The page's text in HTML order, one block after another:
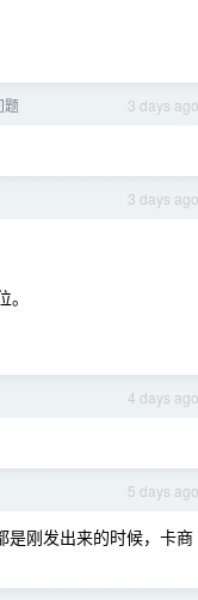
3 days ago
题
3 days ago
4 days ago
5 days ago
是刚发出来的时候，卡商